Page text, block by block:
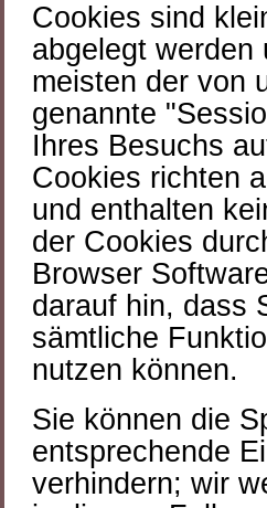
Cookies sind
abgelegt
meisten der von
genannte
Ihres Besuchs
Cookies richten
und enthalten
der Cookies
Browser
darauf hin, dass
sämtliche
nutzen können.
Sie können die
entsprechende
verhindern; wir